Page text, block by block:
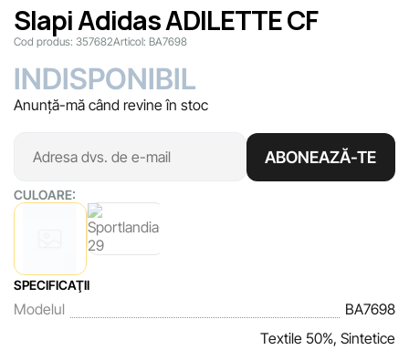
Slapi Adidas ADILETTE CF
Cod produs: 357682Articol: BA7698
INDISPONIBIL
Anunță-mă când revine în stoc
ABONEAZĂ-TE
CULOARE:
SPECIFICAŢII
Modelul BA7698
Textile 50%, Sintetice